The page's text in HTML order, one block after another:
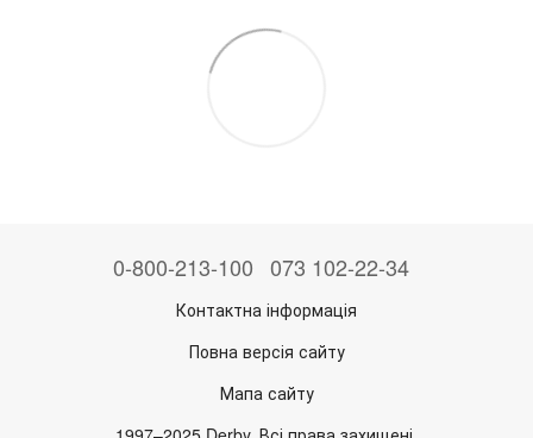
0-800-213-100 073 102-22-34
Контактна інформація
Повна версія сайту
Мапа сайту